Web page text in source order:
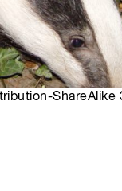
ShareAlike